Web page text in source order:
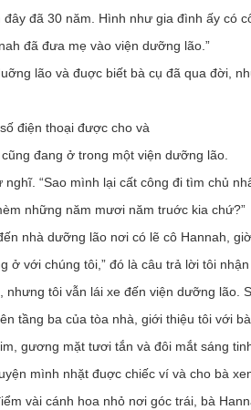
đây đã 30 năm. Hình như gia đình ấy có
đã đưa mẹ vào viện dưỡng lão.”
lão và đuợc biết bà cụ đã qua đời,
điện thoại được cho và
đang ở trong một viện dưỡng lão.
nghĩ. “Sao mình lại cất công đi tìm chủ
những năm mươi năm truớc kia chứ?”
nhà dưỡng lão nơi có lẽ cô Hannah,
ở với chúng tôi,” đó là câu trả lời tôi
nhưng tôi vẫn lái xe đến viện dưỡng lão.
tầng ba của tòa nhà, giới thiệu tôi với
gương mặt tươi tắn và đôi mắt sáng
mình nhặt đuợc chiếc ví và cho bà
vài cánh hoa nhỏ nơi góc trái, bà